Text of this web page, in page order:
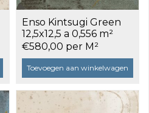
Enso Kintsugi Green
12,5x12,5 a 0,556 m²
€580,00 per M²
Toevoegen aan winkelwagen